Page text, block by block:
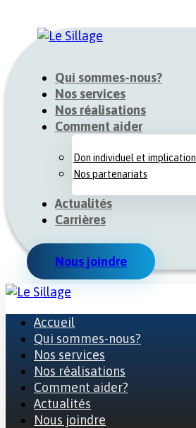
Qui sommes-nous?
Nos services
Nos réalisations
Comment aider
Don individuel et implication
Nos partenariats
Actualités
Carrières
Nous joindre
Accueil
Qui sommes-nous?
Nos services
Nos réalisations
Comment aider?
Actualités
Nous joindre